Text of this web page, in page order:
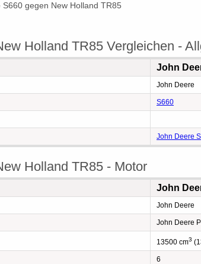
gegen New Holland TR85
Holland TR85 Vergleichen -
John
John Deere
S660
John Deere
Holland TR85 - Motor
John
John Deere
John Deere
13500 cm3
6